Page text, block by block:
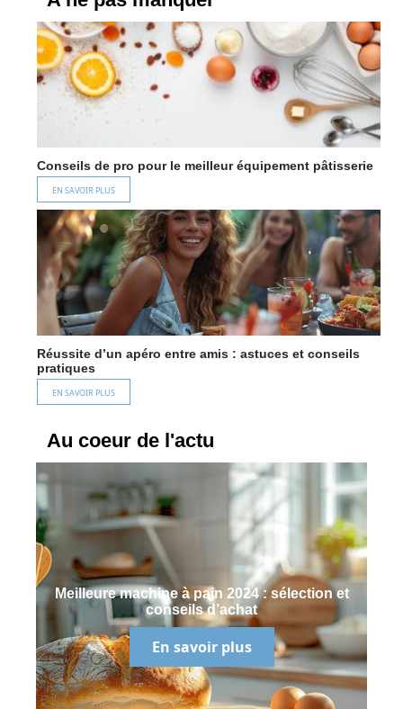
Conseils de pro pour le meilleur équipement pâtisserie
EN SAVOIR PLUS
Réussite d’un apéro entre amis : astuces et conseils
pratiques
EN SAVOIR PLUS
Au coeur de l'actu
Meilleure machine à pain 2024 : sélection et
conseils d’achat
En savoir plus